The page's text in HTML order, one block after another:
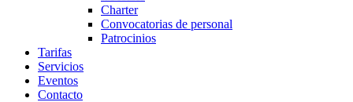
Charter
Convocatorias de personal
Patrocinios
Tarifas
Servicios
Eventos
Contacto